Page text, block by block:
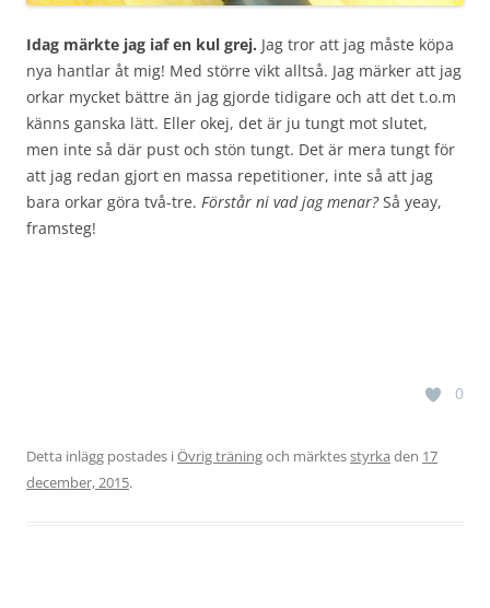
Idag märkte jag iaf en kul grej. Jag tror att jag måste köpa
nya hantlar åt mig! Med större vikt alltså. Jag märker att jag
orkar mycket bättre än jag gjorde tidigare och att det t.o.m
känns ganska lätt. Eller okej, det är ju tungt mot slutet,
men inte så där pust och stön tungt. Det är mera tungt för
att jag redan gjort en massa repetitioner, inte så att jag
bara orkar göra två-tre. Förstår ni vad jag menar?Så yeay,
framsteg!
0
Detta inlägg postades iÖvrig träningoch märktesstyrka den 17
december, 2015.